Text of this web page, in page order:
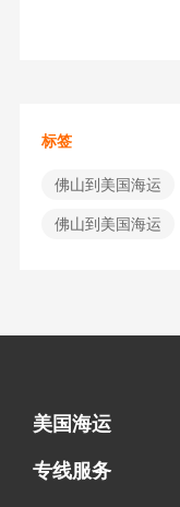
标签
佛山到美国海运
佛山到美国海运
美国海运
海运拼柜
海运整柜
美国海卡
加拿大海运
专线服务